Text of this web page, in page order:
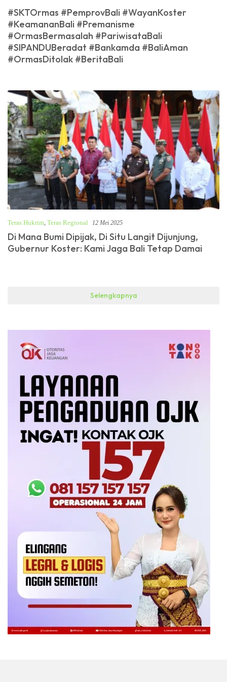
#SKTOrmas #PemprovBali #WayanKoster
#KeamananBali #Premanisme
#OrmasBermasalah #PariwisataBali
#SIPANDUBeradat #Bankamda #BaliAman
#OrmasDitolak #BeritaBali
Teras Hukrim, Teras Regional 12 Mei 2025
Di Mana Bumi Dipijak, Di Situ Langit Dijunjung,
Gubernur Koster: Kami Jaga Bali Tetap Damai
Selengkapnya